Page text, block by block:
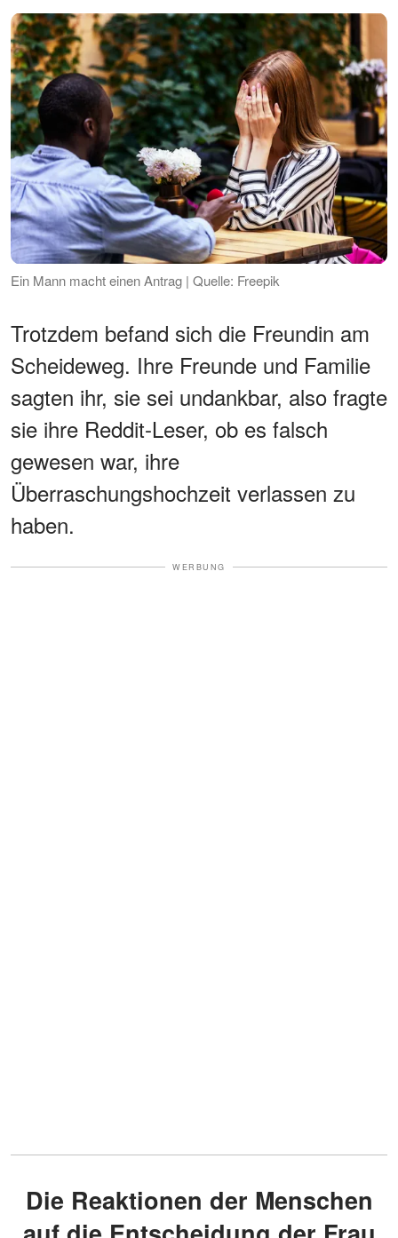
Ein Mann macht einen Antrag | Quelle: Freepik
Trotzdem befand sich die Freundin am
Scheideweg. Ihre Freunde und Familie
sagten ihr, sie sei undankbar, also fragte
sie ihre Reddit-Leser, ob es falsch
gewesen war, ihre
Überraschungshochzeit verlassen zu
haben.
WERBUNG
Die Reaktionen der Menschen